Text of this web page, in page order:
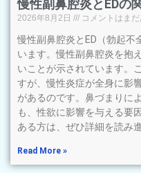
慢性副鼻腔炎とEDの
2026年8月2日 コメントはま
慢性副鼻腔炎とED（勃起不
います。慢性副鼻腔炎を抱
いことが示されています。
すが、慢性炎症が全身に影
があるのです。鼻づまりに
も、性欲に影響を与える要
ある方は、ぜひ詳細を読み
Read More »